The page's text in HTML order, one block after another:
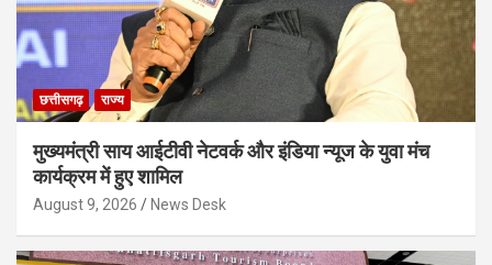
छत्तीसगढ़ राज्य
मुख्यमंत्री साय आईटीवी नेटवर्क और इंडिया न्यूज के युवा मंच
कार्यक्रम में हुए शामिल
August 9, 2026 News Desk